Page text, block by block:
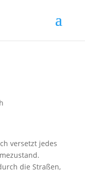
versetzt jedes
die Straßen,